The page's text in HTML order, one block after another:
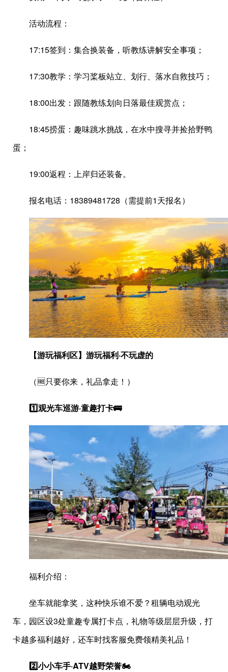
活动流程：
17:15签到：集合换装备，听教练讲解安全事项；
17:30教学：学习桨板站立、划行、落水自救技巧；
18:00出发：跟随教练划向日落最佳观赏点；
18:45捞蛋：趣味跳水挑战，在水中搜寻并捡拾野鸭
蛋；
19:00返程：上岸归还装备。
报名电话：18389481728（需提前1天报名）
【游玩福利区】游玩福利·不玩虚的
（🆓只要你来，礼品拿走！）
1️⃣观光车巡游·童趣打卡🚌
福利介绍：
坐车就能拿奖，这种快乐谁不爱？租辆电动观光
车，园区设3处童趣专属打卡点，礼物等级层层升级，打
卡越多福利越好，还车时找客服免费领精美礼品！
2️⃣小小车手·ATV越野荣誉🏍️